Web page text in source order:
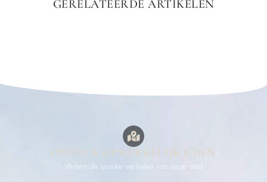
GERELATEERDE ARTIKELEN
ONTDEK OPMERKELIJK UDEN
Verken de unieke verhalen van onze stad